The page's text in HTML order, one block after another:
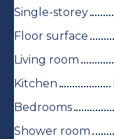
Single-storey
Floor surface
Living room
Kitchen
Bedrooms
Shower room